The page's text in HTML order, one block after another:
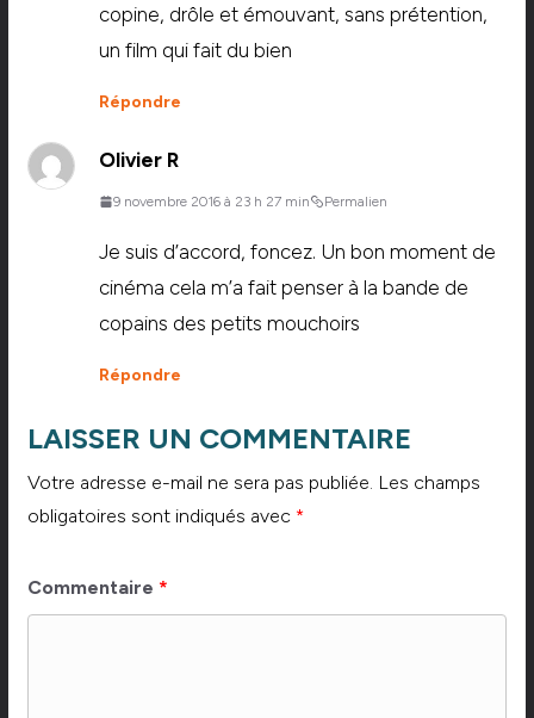
copine, drôle et émouvant, sans prétention,
un film qui fait du bien
Répondre
Olivier R
9 novembre 2016 à 23 h 27 min Permalien
Je suis d’accord, foncez. Un bon moment de
cinéma cela m’a fait penser à la bande de
copains des petits mouchoirs
Répondre
LAISSER UN COMMENTAIRE
Votre adresse e-mail ne sera pas publiée. Les champs
obligatoires sont indiqués avec *
Commentaire *